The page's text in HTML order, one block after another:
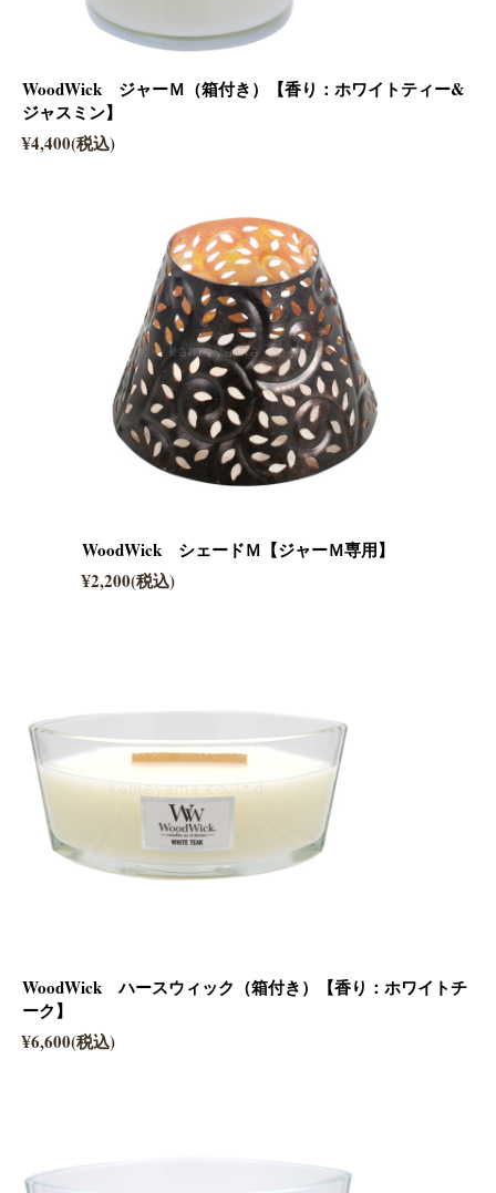
WoodWick ジャーＭ（箱付き）【香り：ホワイトティー&
ジャスミン】
¥4,400(税込)
WoodWick シェードＭ【ジャーＭ専用】
¥2,200(税込)
WoodWick ハースウィック（箱付き）【香り：ホワイトチ
ーク】
¥6,600(税込)